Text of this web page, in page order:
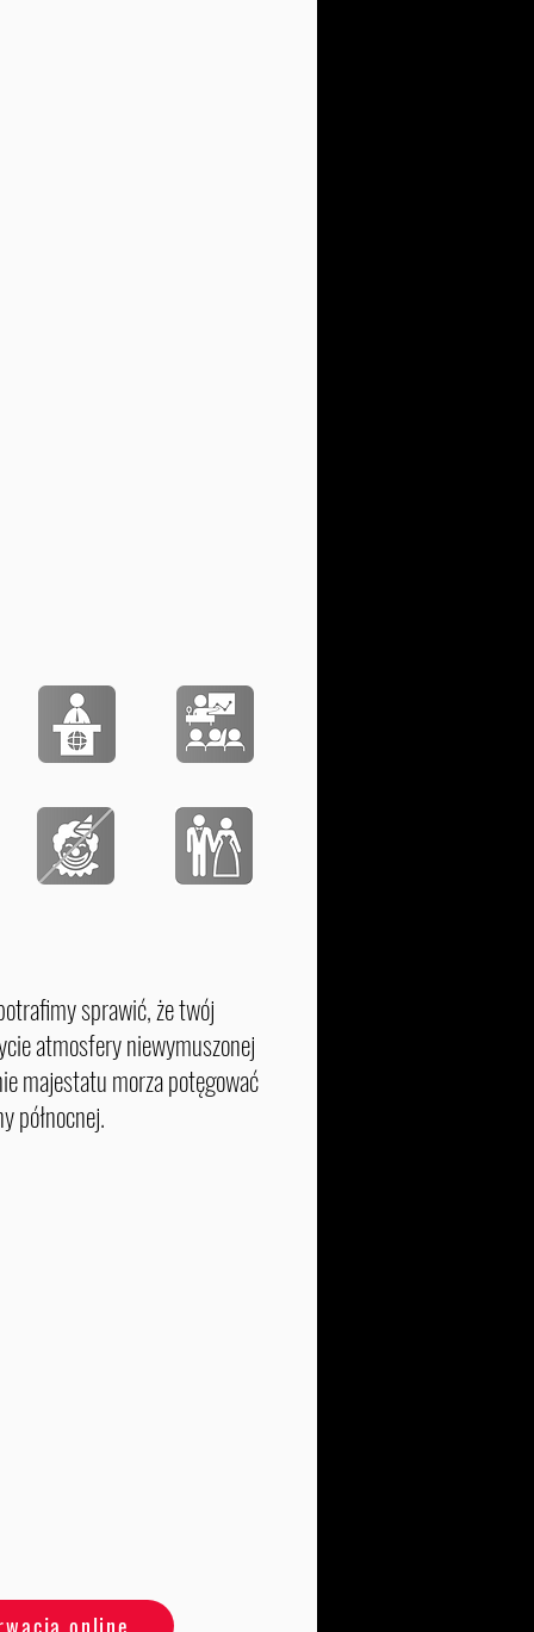
sprawić, że twój
atmosfery niewymuszonej
majestatu morza potęgować
północnej.